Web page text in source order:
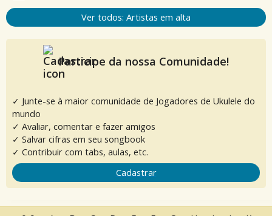
Ver todos: Artistas em alta
Participe da nossa Comunidade!
✓ Junte-se à maior comunidade de Jogadores de Ukulele do
mundo
✓ Avaliar, comentar e fazer amigos
✓ Salvar cifras em seu songbook
✓ Contribuir com tabs, aulas, etc.
Cadastrar